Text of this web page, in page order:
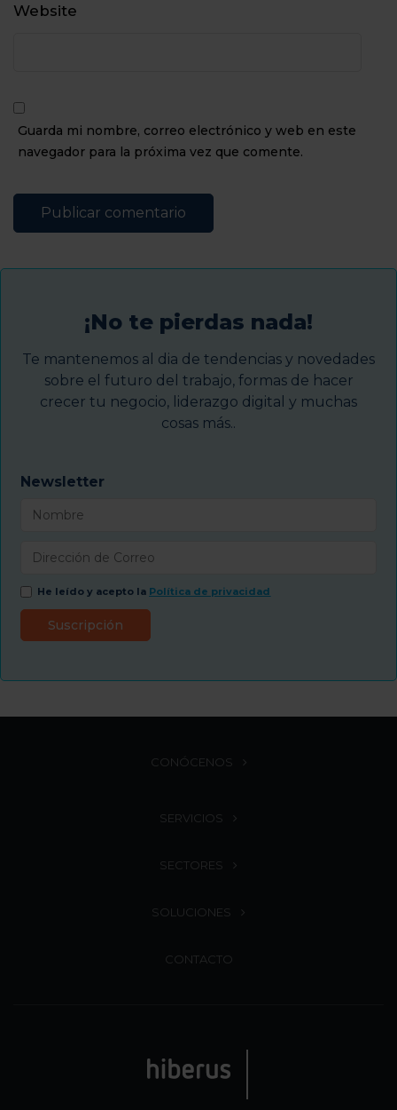
Website
Guarda mi nombre, correo electrónico y web en este
navegador para la próxima vez que comente.
¡No te pierdas nada!
Te mantenemos al dia de tendencias y novedades
sobre el futuro del trabajo, formas de hacer
crecer tu negocio, liderazgo digital y muchas
cosas más..
Newsletter
He leído y acepto la Política de privacidad
CONÓCENOS
SERVICIOS
SECTORES
SOLUCIONES
CONTACTO